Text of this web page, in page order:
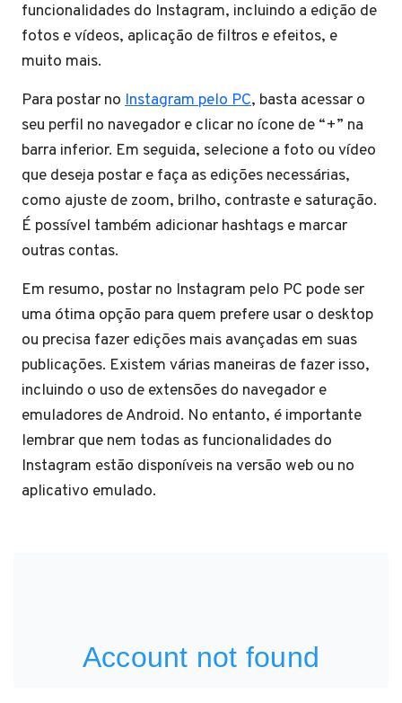
funcionalidades do Instagram, incluindo a edição de
fotos e vídeos, aplicação de filtros e efeitos, e
muito mais.
Para postar no Instagram pelo PC, basta acessar o
seu perfil no navegador e clicar no ícone de “+” na
barra inferior. Em seguida, selecione a foto ou vídeo
que deseja postar e faça as edições necessárias,
como ajuste de zoom, brilho, contraste e saturação.
É possível também adicionar hashtags e marcar
outras contas.
Em resumo, postar no Instagram pelo PC pode ser
uma ótima opção para quem prefere usar o desktop
ou precisa fazer edições mais avançadas em suas
publicações. Existem várias maneiras de fazer isso,
incluindo o uso de extensões do navegador e
emuladores de Android. No entanto, é importante
lembrar que nem todas as funcionalidades do
Instagram estão disponíveis na versão web ou no
aplicativo emulado.